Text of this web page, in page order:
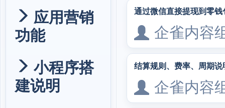
应用营销
功能
小程序搭
建说明
通过微信直接提现到零
企雀内容
结算规则、费率、周期说
企雀内容